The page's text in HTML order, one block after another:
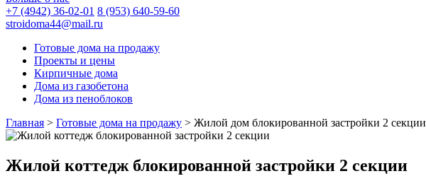
+7 (4942) 36-02-01 8 (953) 640-59-60
stroidoma44@mail.ru
Готовые дома на продажу
Проекты и цены
Кирпичные дома
Дома из газобетона
Дома из пеноблоков
Главная > Готовые дома на продажу > Жилой дом блокированной застройки 2 секции
Жилой коттедж блокированной застройки 2 секции